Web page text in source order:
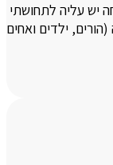
יש עליה לתחושתי
ילדים ואחים